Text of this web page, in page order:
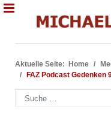
Aktuelle Seite: Home
FAZ Podcast Gedenken
Suchen